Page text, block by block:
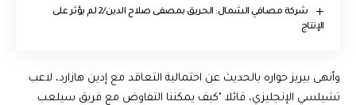
‏ شركة مصافي الشمال: الحريق بمصفى صلاح الدين/2 لم يؤثر على
الإنتاج
وأنهى بيريز حواره بالحديث عن احتمالية التعاقد مع إدين هازارد، لاعب
تشيلسي الإنجليزي، قائلا "كيف يمكننا التفاوض مع فريق سيلعب